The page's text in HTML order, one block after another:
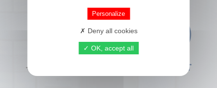
+33 (0) 1 44 41 29 19 CONTACT
Personalize
Deny all cookies
OK, accept all